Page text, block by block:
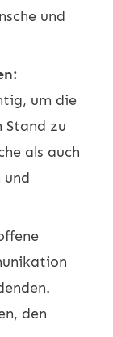
und
um die
Stand zu
als auch
und
den